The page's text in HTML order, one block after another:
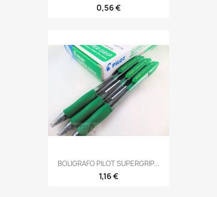
0,56 €
BOLIGRAFO PILOT SUPERGRIP...
1,16 €